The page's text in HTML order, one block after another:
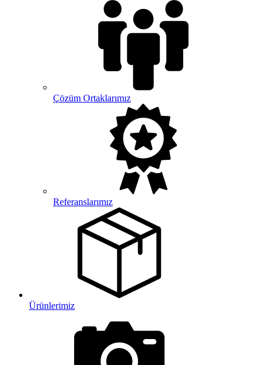
Çözüm Ortaklarımız
Referanslarımız
Ürünlerimiz